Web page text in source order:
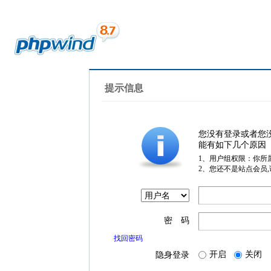
提示信息
您没有登录或者您
能有如下几个原因
1、用户组权限：你所
2、您还不是站点会员
密 码
找回密码
隐身登录 开启 关闭